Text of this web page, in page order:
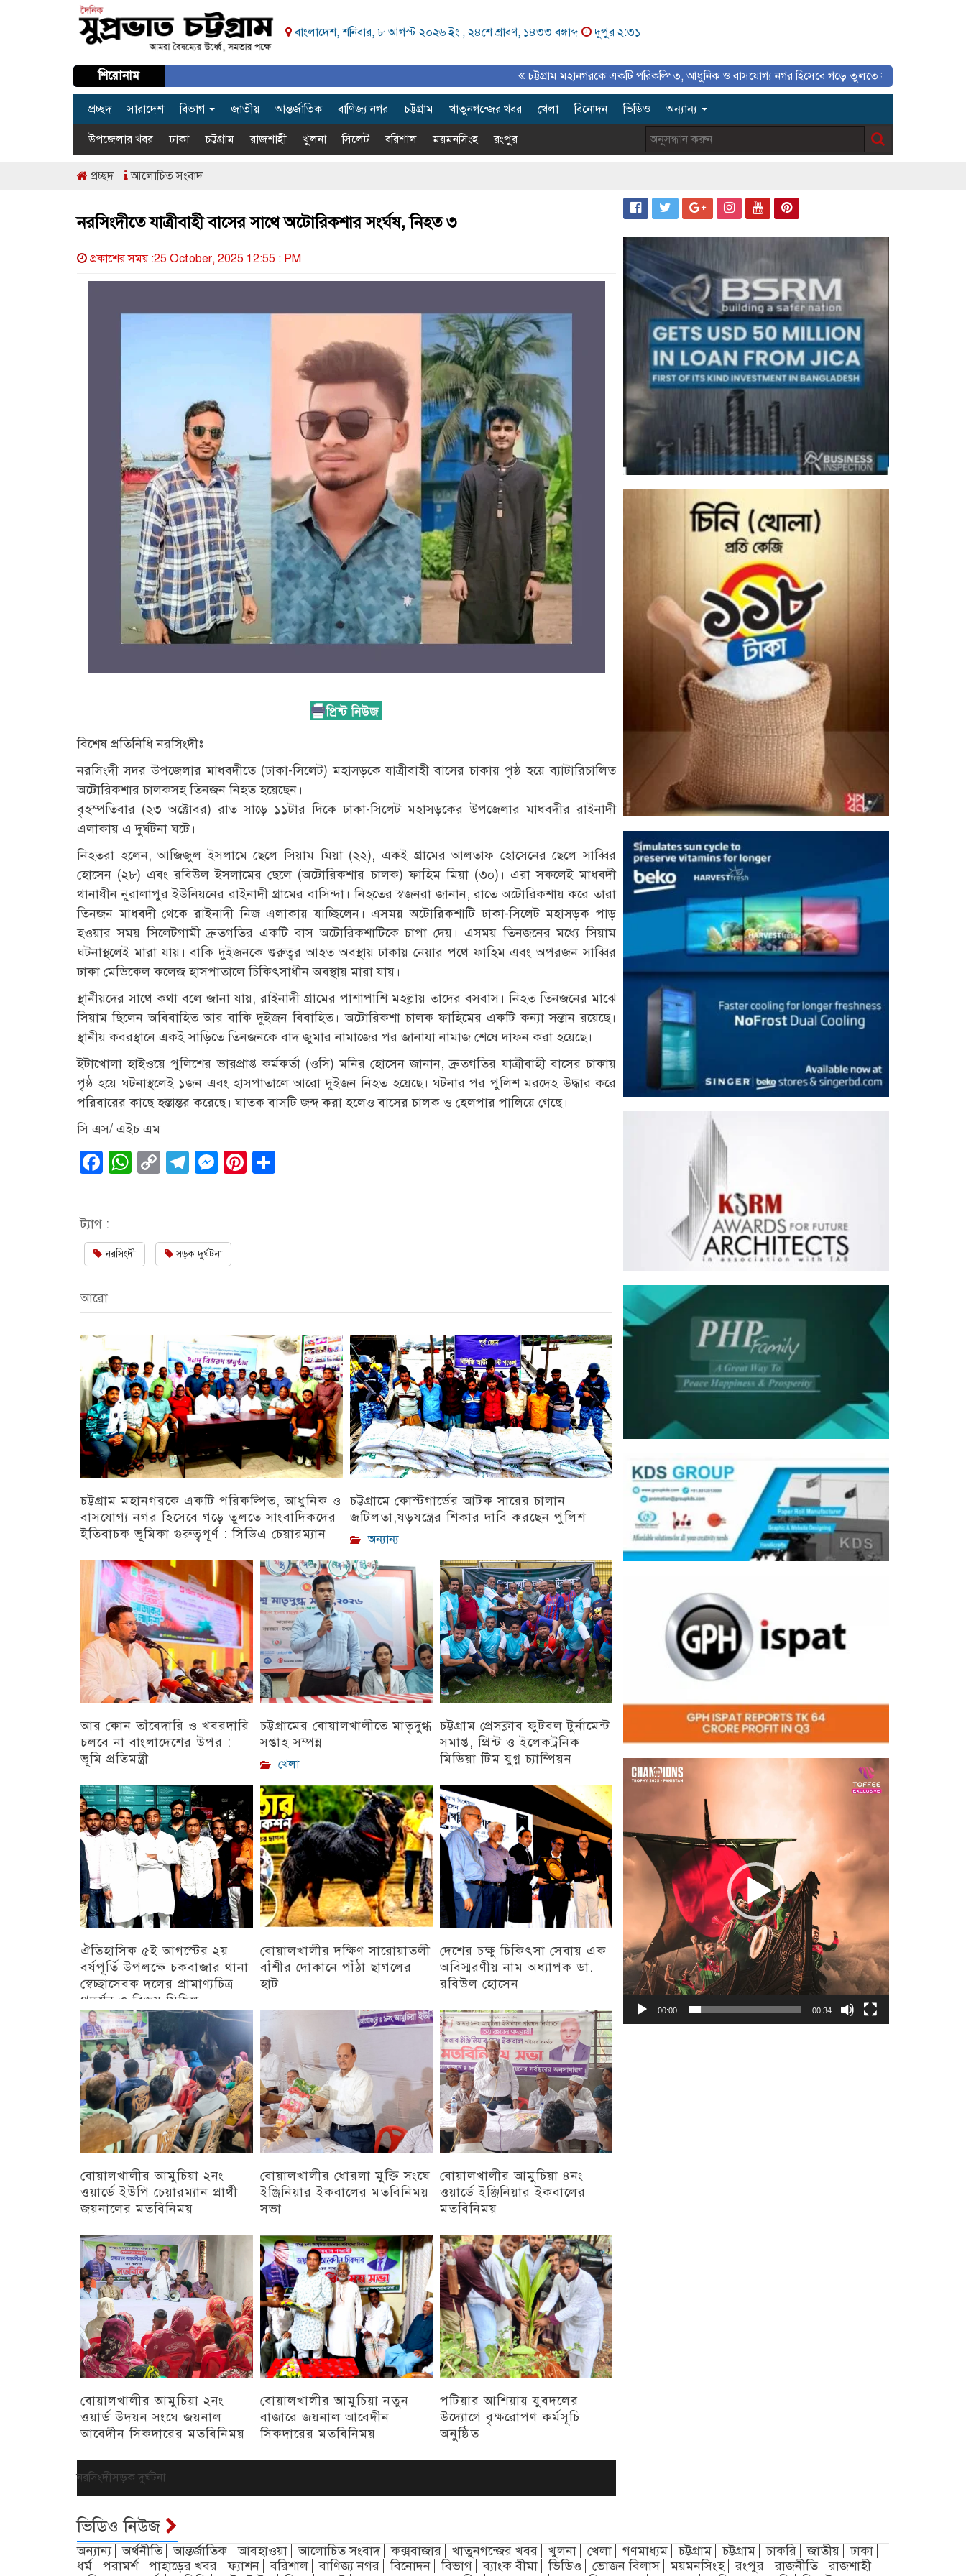
বাংলাদেশ, শনিবার, ৮ আগস্ট ২০২৬ ইং , ২৪শে শ্রাবণ, ১৪৩৩ বঙ্গাব্দ দুপুর ২:৩১
শিরোনাম চট্টগ্রাম মহানগরকে একটি পরিকল্পিত, আধুনিক ও বাসযোগ্য নগর হিসেবে গড়ে তুলতে সাংবাদিকদের ইতিবাচক ভূমিকা
প্রচ্ছদ সারাদেশ বিভাগ জাতীয় আন্তর্জাতিক বাণিজ্য নগর চট্টগ্রাম খাতুনগন্জের খবর খেলা বিনোদন ভিডিও অন্যান্য
উপজেলার খবর ঢাকা চট্টগ্রাম রাজশাহী খুলনা সিলেট বরিশাল ময়মনসিংহ রংপুর
প্রচ্ছদ আলোচিত সংবাদ
নরসিংদীতে যাত্রীবাহী বাসের সাথে অটোরিকশার সংর্ঘষ, নিহত ৩
প্রকাশের সময় :25 October, 2025 12:55 : PM
বিশেষ প্রতিনিধি নরসিংদীঃ
নরসিংদী সদর উপজেলার মাধবদীতে (ঢাকা-সিলেট) মহাসড়কে যাত্রীবাহী বাসের চাকায় পৃষ্ঠ হয়ে ব্যাটারিচালিত
অটোরিকশার চালকসহ তিনজন নিহত হয়েছেন।
বৃহস্পতিবার (২৩ অক্টোবর) রাত সাড়ে ১১টার দিকে ঢাকা-সিলেট মহাসড়কের উপজেলার মাধবদীর রাইনাদী
এলাকায় এ দুর্ঘটনা ঘটে।
নিহতরা হলেন, আজিজুল ইসলামে ছেলে সিয়াম মিয়া (২২), একই গ্রামের আলতাফ হোসেনের ছেলে সাব্বির
হোসেন (২৮) এবং রবিউল ইসলামের ছেলে (অটোরিকশার চালক) ফাহিম মিয়া (৩০)। এরা সকলেই মাধবদী
থানাধীন নুরালাপুর ইউনিয়নের রাইনাদী গ্রামের বাসিন্দা। নিহতের স্বজনরা জানান, রাতে অটোরিকশায় করে তারা
তিনজন মাধবদী থেকে রাইনাদী নিজ এলাকায় যাচ্ছিলেন। এসময় অটোরিকশাটি ঢাকা-সিলেট মহাসড়ক পাড়
হওয়ার সময় সিলেটগামী দ্রুতগতির একটি বাস অটোরিকশাটিকে চাপা দেয়। এসময় তিনজনের মধ্যে সিয়াম
ঘটনাস্থলেই মারা যায়। বাকি দুইজনকে গুরুত্বর আহত অবস্থায় ঢাকায় নেয়ার পথে ফাহিম এবং অপরজন সাব্বির
ঢাকা মেডিকেল কলেজ হাসপাতালে চিকিৎসাধীন অবস্থায় মারা যায়।
স্থানীয়দের সাথে কথা বলে জানা যায়, রাইনাদী গ্রামের পাশাপাশি মহল্লায় তাদের বসবাস। নিহত তিনজনের মাঝে
সিয়াম ছিলেন অবিবাহিত আর বাকি দুইজন বিবাহিত। অটোরিকশা চালক ফাহিমের একটি কন্যা সন্তান রয়েছে।
স্থানীয় কবরস্থানে একই সাড়িতে তিনজনকে বাদ জুমার নামাজের পর জানাযা নামাজ শেষে দাফন করা হয়েছে।
ইটাখোলা হাইওয়ে পুলিশের ভারপ্রাপ্ত কর্মকর্তা (ওসি) মনির হোসেন জানান, দ্রুতগতির যাত্রীবাহী বাসের চাকায়
পৃষ্ঠ হয়ে ঘটনাস্থলেই ১জন এবং হাসপাতালে আরো দুইজন নিহত হয়েছে। ঘটনার পর পুলিশ মরদেহ উদ্ধার করে
পরিবারের কাছে হস্তান্তর করেছে। ঘাতক বাসটি জব্দ করা হলেও বাসের চালক ও হেলপার পালিয়ে গেছে।
সি এস/ এইচ এম
Facebook
WhatsApp
CopyTelegram
Messenger
Pinterest
ট্যাগ :
নরসিংদী সড়ক দুর্ঘটনা
আরো
চট্টগ্রাম মহানগরকে একটি পরিকল্পিত, আধুনিক ও
বাসযোগ্য নগর হিসেবে গড়ে তুলতে সাংবাদিকদের
ইতিবাচক ভূমিকা গুরুত্বপূর্ণ : সিডিএ চেয়ারম্যান
চট্টগ্রামে কোস্টগার্ডের আটক সারের চালান
জটিলতা,ষড়যন্ত্রের শিকার দাবি করছেন পুলিশ
অন্যান্য
আর কোন তাঁবেদারি ও খবরদারি
চলবে না বাংলাদেশের উপর :
ভূমি প্রতিমন্ত্রী
চট্টগ্রামের বোয়ালখালীতে মাতৃদুগ্ধ
সপ্তাহ সম্পন্ন
খেলা
চট্টগ্রাম প্রেসক্লাব ফুটবল টুর্নামেন্ট
সমাপ্ত, প্রিন্ট ও ইলেকট্রনিক
মিডিয়া টিম যুগ্ন চ্যাম্পিয়ন
ঐতিহাসিক ৫ই আগস্টের ২য়
বর্ষপূর্তি উপলক্ষে চকবাজার থানা
স্বেচ্ছাসেবক দলের প্রামাণ্যচিত্র
প্রদর্শন ও বিজয় মিছিল
চট্টগ্রাম
বোয়ালখালীর দক্ষিণ সারোয়াতলী
বাঁশীর দোকানে পাঁঠা ছাগলের
হাট
দেশের চক্ষু চিকিৎসা সেবায় এক
অবিস্মরণীয় নাম অধ্যাপক ডা.
রবিউল হোসেন
বোয়ালখালীর আমুচিয়া ২নং
ওয়ার্ডে ইউপি চেয়ারম্যান প্রার্থী
জয়নালের মতবিনিময়
বোয়ালখালীর ধোরলা মুক্তি সংঘে
ইঞ্জিনিয়ার ইকবালের মতবিনিময়
সভা
বোয়ালখালীর আমুচিয়া ৪নং
ওয়ার্ডে ইঞ্জিনিয়ার ইকবালের
মতবিনিময়
বোয়ালখালীর আমুচিয়া ২নং
ওয়ার্ড উদয়ন সংঘে জয়নাল
আবেদীন সিকদারের মতবিনিময়
বোয়ালখালীর আমুচিয়া নতুন
বাজারে জয়নাল আবেদীন
সিকদারের মতবিনিময়
পটিয়ার আশিয়ায় যুবদলের
উদ্যোগে বৃক্ষরোপণ কর্মসূচি
অনুষ্ঠিত
নরসিংদীসড়ক দুর্ঘটনা
Video
Player
00:00 00:34
ভিডিও নিউজ
অন্যান্য অর্থনীতি আন্তর্জাতিক আবহাওয়া আলোচিত সংবাদ কক্সবাজার খাতুনগন্জের খবর খুলনা খেলা গণমাধ্যম চট্টগ্রাম চট্টগ্রাম চাকরি জাতীয়
ঢাকা
ধর্ম
পরামর্শ পাহাড়ের খবর ফ্যাশন বরিশাল বাণিজ্য নগর বিনোদন বিভাগ ব্যাংক বীমা ভিডিও ভোজন বিলাস ময়মনসিংহ রংপুর রাজনীতি
রাজশাহী